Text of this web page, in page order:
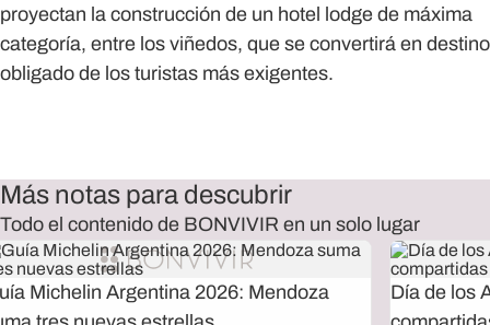
proyectan la construcción de un hotel lodge de máxima
categoría, entre los viñedos, que se convertirá en destino
obligado de los turistas más exigentes.
Más notas para descubrir
Todo el contenido de BONVIVIR en un solo lugar
Michelin Argentina 2026: Mendoza
Día de los